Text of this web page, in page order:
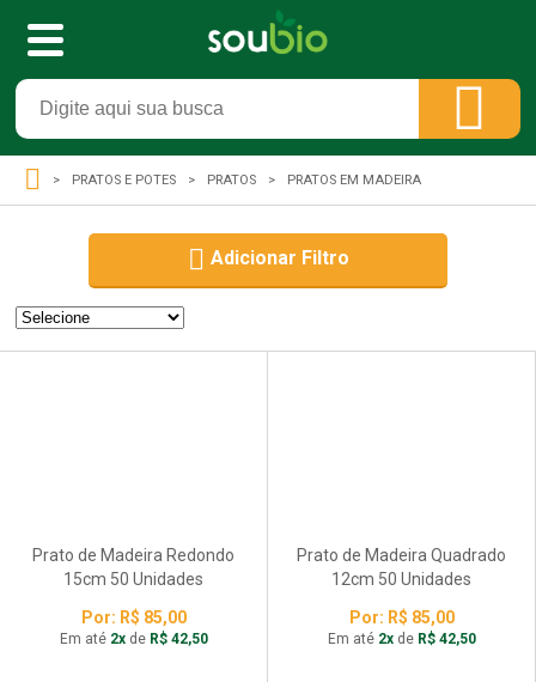
PRATOS E POTES PRATOS PRATOS EM MADEIRA
Adicionar Filtro
Prato de Madeira Redondo
15cm 50 Unidades
Por: R$ 85,00
Em até 2xde R$ 42,50
Prato de Madeira Quadrado
12cm 50 Unidades
Por: R$ 85,00
Em até 2xde R$ 42,50